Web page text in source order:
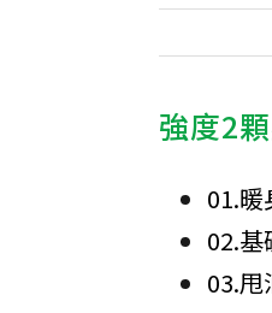
強度2
01.
02.
03.甩